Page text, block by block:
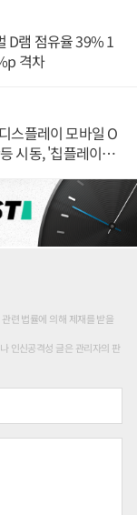
D램 점유율 39% 1
격차
스플레이 모바일 O
시동, '칩플레이
련 법률에 의해 제재를 받을
인신공격성 글은 관리자의 판